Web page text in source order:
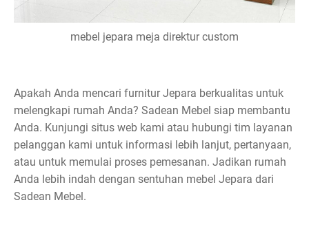
mebel jepara meja direktur custom
Apakah Anda mencari furnitur Jepara berkualitas untuk
melengkapi rumah Anda? Sadean Mebel siap membantu
Anda. Kunjungi situs web kami atau hubungi tim layanan
pelanggan kami untuk informasi lebih lanjut, pertanyaan,
atau untuk memulai proses pemesanan. Jadikan rumah
Anda lebih indah dengan sentuhan mebel Jepara dari
Sadean Mebel.